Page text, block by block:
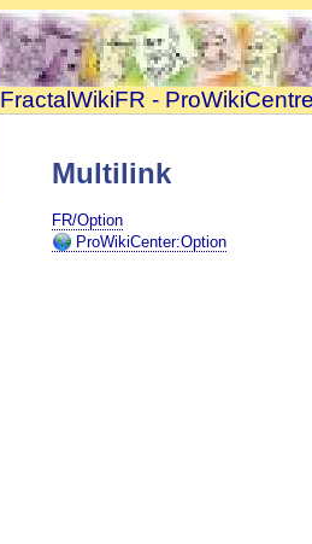
FractalWikiFR -
Multilink
FR/Option
ProWikiCenter:Option